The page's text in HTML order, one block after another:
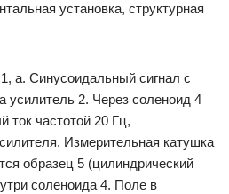
установка, структурная
а. Синусоидальный сигнал с
усилитель 2. Через соленоид 4
ток частотой 20 Гц,
Измерительная катушка
образец 5 (цилиндрический
соленоида 4. Поле в